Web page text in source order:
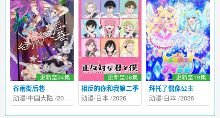
谷雨街后巷
更新至04集
动漫/中国大陆 /2026
相反的你和我第二季
更新至06集
动漫/日本/2026
拜托了偶像公主
更新至19集
动漫/日本 /2026